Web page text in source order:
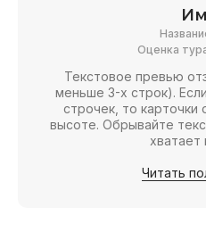
Оценка
Текстовое превью
меньше 3-х строк).
строчек, то карточки
высоте. Обрывайте
хватает
Читать